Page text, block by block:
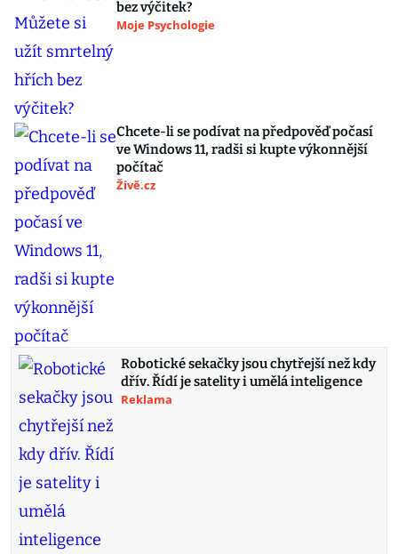
bez výčitek?
Moje Psychologie
Chcete-li se podívat na předpověď počasí
ve Windows 11, radši si kupte výkonnější
počítač
Živě.cz
Robotické sekačky jsou chytřejší než kdy
dřív. Řídí je satelity i umělá inteligence
Reklama